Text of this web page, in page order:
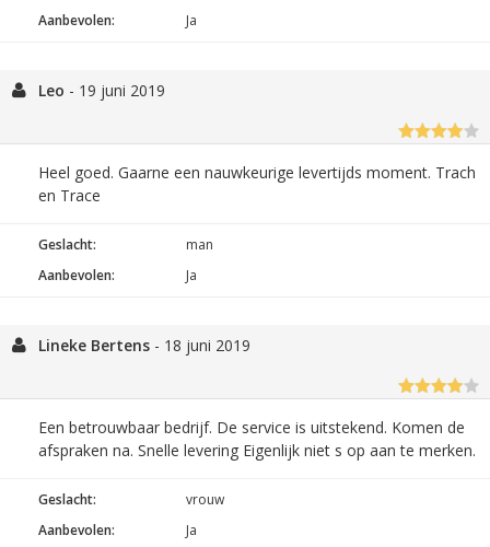
Aanbevolen: Ja
Leo - 19 juni 2019
Heel goed. Gaarne een nauwkeurige levertijds moment. Trach
en Trace
Geslacht:
man
Aanbevolen:
Ja
Lineke Bertens - 18 juni 2019
Een betrouwbaar bedrijf. De service is uitstekend. Komen de
afspraken na. Snelle levering Eigenlijk niet s op aan te merken.
Geslacht:
vrouw
Aanbevolen:
Ja